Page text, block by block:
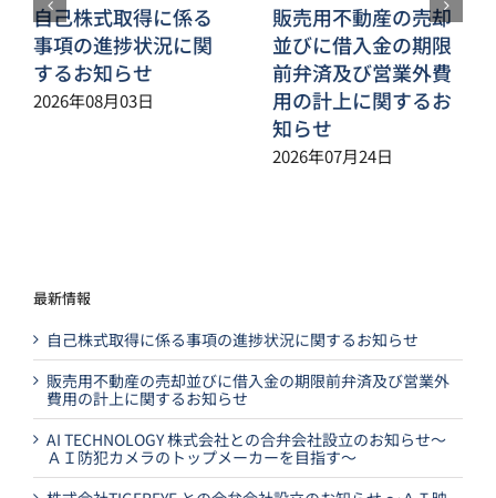
自己株式取得に係る
事項の進捗状況に関
するお知らせ
2026年08月03日
販売用不動産の売却
並びに借入金の期限
前弁済及び営業外費
用の計上に関するお
知らせ
2026年07月24日
最新情報
自己株式取得に係る事項の進捗状況に関するお知らせ
販売用不動産の売却並びに借入金の期限前弁済及び営業外
費用の計上に関するお知らせ
AI TECHNOLOGY 株式会社との合弁会社設立のお知らせ～
ＡＩ防犯カメラのトップメーカーを目指す～